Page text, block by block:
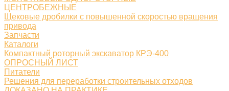
ЦЕНТРОБЕЖНЫЕ
Щековые дробилки с повышенной скоростью вращения
привода
Запчасти
Каталоги
Компактный роторный экскаватор КРЭ-400
ОПРОСНЫЙ ЛИСТ
Питатели
Решения для переработки строительных отходов